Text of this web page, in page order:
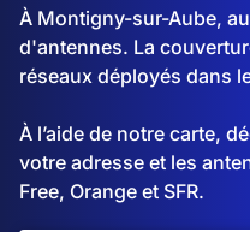
À Montigny-sur-Aube,
d'antennes. La
réseaux déployés dans
À l’aide de notre carte,
votre adresse et les
Free, Orange et SFR.